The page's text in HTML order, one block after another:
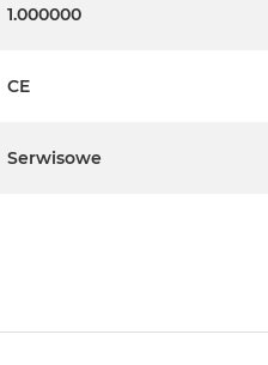
1.000000
CE
Serwisowe